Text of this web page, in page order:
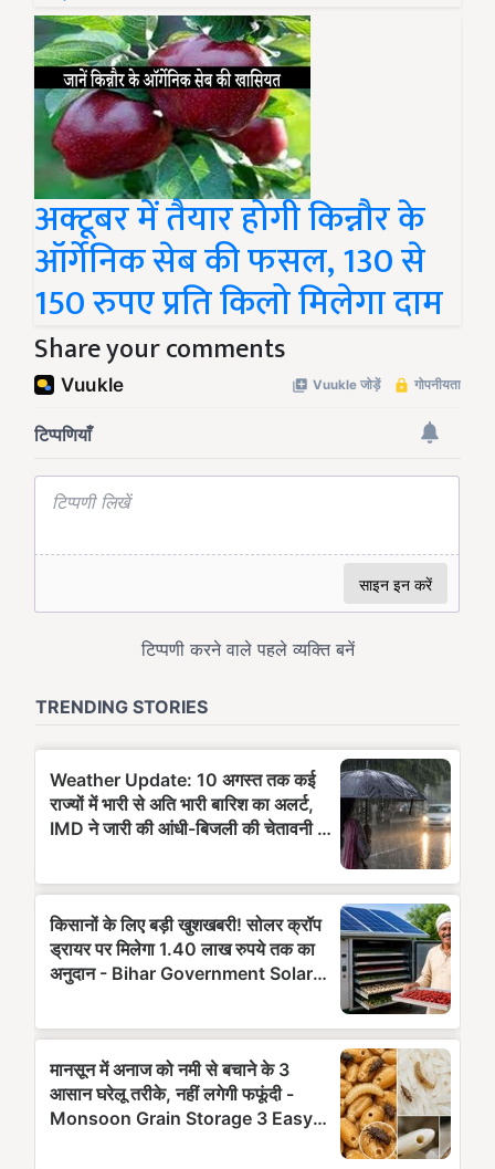
अक्टूबर में तैयार होगी किन्नौर के
ऑर्गेनिक सेब की फसल, 130 से
150 रुपए प्रति किलो मिलेगा दाम
Share your comments